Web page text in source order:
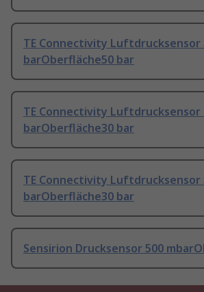
TE Connectivity Luftdrucksensor
barOberfläche50 bar
TE Connectivity Luftdrucksensor
barOberfläche30 bar
TE Connectivity Luftdrucksensor
barOberfläche30 bar
Sensirion Drucksensor 500